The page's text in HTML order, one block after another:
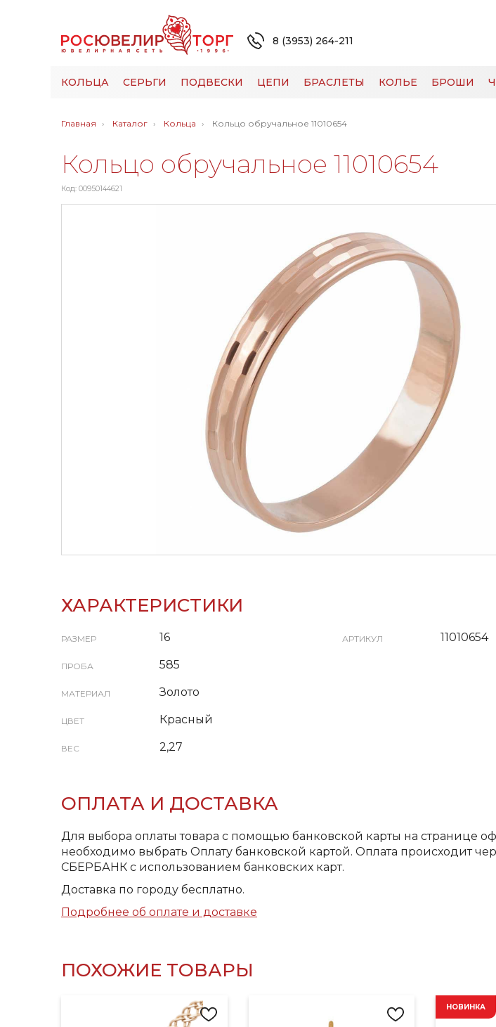
8 (3953) 264-211
КОЛЬЦА СЕРЬГИ ПОДВЕСКИ ЦЕПИ БРАСЛЕТЫ КОЛЬЕ БРОШИ
Главная Каталог Кольца Кольцо обручальное 11010654
Кольцо обручальное 11010654
Код: 00950144621
ХАРАКТЕРИСТИКИ
РАЗМЕР 16
ПРОБА 585
МАТЕРИАЛ Золото
ЦВЕТ Красный
ВЕС 2,27
АРТИКУЛ 11010654
ОПЛАТА И ДОСТАВКА
Для выбора оплаты товара с помощью банковской карты на странице
необходимо выбрать Оплату банковской картой. Оплата происходит
СБЕРБАНК с использованием банковских карт.
Доставка по городу бесплатно.
Подробнее об оплате и доставке
ПОХОЖИЕ ТОВАРЫ
НОВИНКА